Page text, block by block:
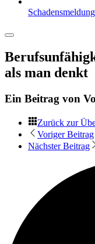
Schadensmeldung
als man denkt
Ein Beitrag von
Zurück zur
Voriger Beitrag
Nächster Beitrag